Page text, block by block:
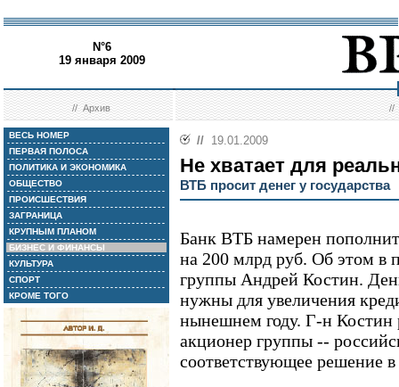
N°6
19 января 2009
//Архив //
ВЕСЬ НОМЕР
ПЕРВАЯ ПОЛОСА
ПОЛИТИКА И ЭКОНОМИКА
ОБЩЕСТВО
ПРОИСШЕСТВИЯ
ЗАГРАНИЦА
КРУПНЫМ ПЛАНОМ
БИЗНЕС И ФИНАНСЫ
КУЛЬТУРА
СПОРТ
КРОМЕ ТОГО
// 19.01.2009
Не хватает для
ВТБ просит денег у государства
Банк ВТБ намерен
на 200 млрд руб. Об этом в
группы Андрей Костин.
нужны для увеличения
нынешнем году. Г-н Костин
акционер группы --
соответствующее решение